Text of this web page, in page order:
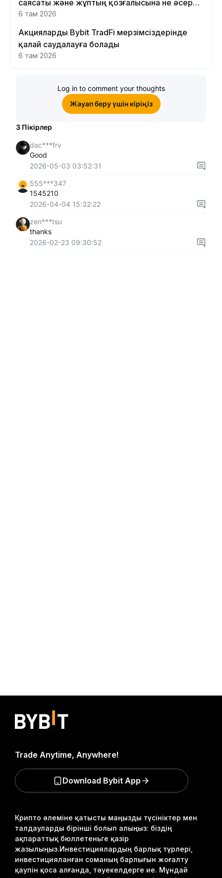
саясаты және жұптың қозғалысына не әсер
етеді
6 там 2026
Акцияларды Bybit TradFi мерзімсіздерінде
қалай саудалауға болады
6 там 2026
Log in to comment your thoughts
Жауап беру үшін кіріңіз
3 Пікірлер
dac***frv
Good
2026-05-03 03:52:31
555***347
1545210
2026-04-04 15:32:22
zen***tsu
thanks
2026-02-23 09:30:52
Крипто әлеміне қатысты маңызды түсініктер мен
талдауларды бірінші болып алыңыз: біздің
ақпараттық бюллетеньге қазір
жазылыңыз.Инвестициялардың барлық түрлері,
инвестицияланған соманың барлығын жоғалту
қаупін қоса алғанда, тәуекелдерге ие. Мұндай
Trade Anytime, Anywhere!
Download Bybit App